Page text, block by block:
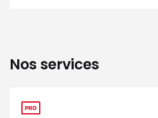
Nos services